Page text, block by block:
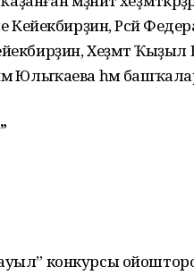
Кейек­бирҙин, Рәсәй
Хеҙмәт
Юлыҡаева һәм
конкурсы